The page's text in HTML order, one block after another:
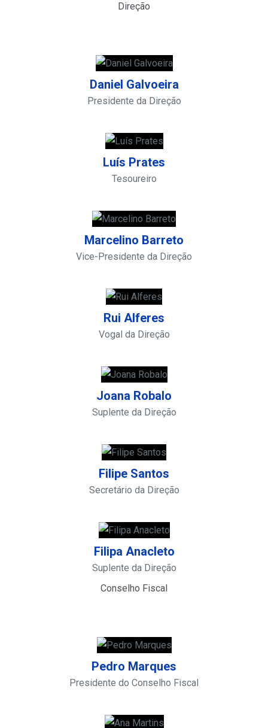
Direção
Daniel Galvoeira
Presidente da Direção
Luís Prates
Tesoureiro
Marcelino Barreto
Vice-Presidente da Direção
Rui Alferes
Vogal da Direção
Joana Robalo
Suplente da Direção
Filipe Santos
Secretário da Direção
Filipa Anacleto
Suplente da Direção
Conselho Fiscal
Pedro Marques
Presidente do Conselho Fiscal